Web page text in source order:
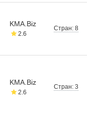
KMA.Biz
2.6
Стран: 8
KMA.Biz
2.6
Стран: 3